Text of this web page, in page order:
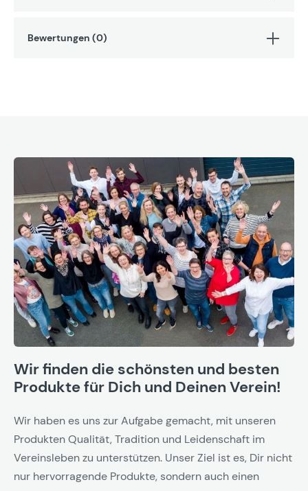
Bewertungen (0)
Wir finden die schönsten und besten
Produkte für Dich und Deinen Verein!
Wir haben es uns zur Aufgabe gemacht, mit unseren
Produkten Qualität, Tradition und Leidenschaft im
Vereinsleben zu unterstützen. Unser Ziel ist es, Dir nicht
nur hervorragende Produkte, sondern auch einen